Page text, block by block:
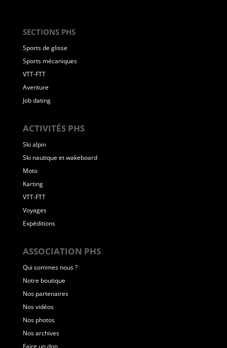
SECTIONS PHS
Sports de glisse
Sports mécaniques
VTT-FTT
Aventure
Job dating
ACTIVITÉS PHS
Ski alpin
Ski nautique et wakeboard
Moto
Karting
VTT-FTT
Voyages
Expéditions
ASSOCIATION PHS
Qui sommes nous ?
Notre boutique
Nos partenaires
Nos vidéos
Nos photos
Nos archives